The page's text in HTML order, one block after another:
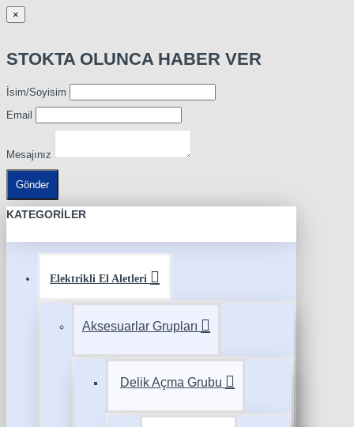
×
STOKTA OLUNCA HABER VER
İsim/Soyisim
Email
Mesajınız
Gönder
KATEGORILER
Elektrikli El Aletleri
Aksesuarlar Grupları
Delik Açma Grubu